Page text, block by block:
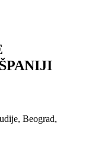
Beograd,